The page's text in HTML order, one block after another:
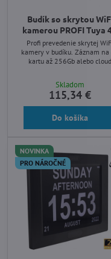
Budík so skrytou
kamerou PROFI Tuya
Profi prevedenie skrytej
kamery v budíku. Záznam na
kartu až 256Gb alebo cloud
aplikácia Tuya v slovenčine.
Skladom
115,34 €
Do košíka
NOVINKA
PRO NÁROČNÉ